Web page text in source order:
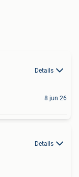
Details
8 jun 26
Details